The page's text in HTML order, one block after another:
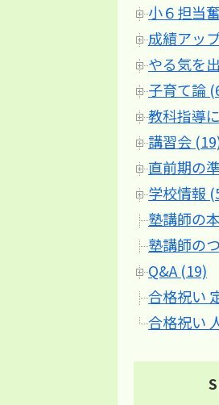
小６担当
成績アッ
やる気を
子育て論
教科指導
講習会
直前期の
学校情報
塾講師の
塾講師の
Q&A (19)
合格祝い
合格祝い